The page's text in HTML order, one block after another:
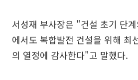
서성재 부사장은 "건설 초기 단
에서도 복합발전 건설을 위해 최
의 열정에 감사한다"고 말했다.